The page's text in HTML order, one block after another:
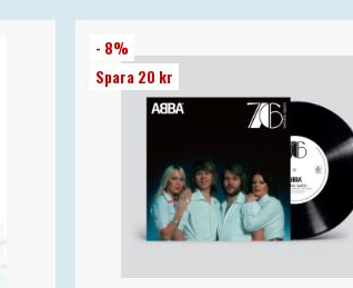
- 8%
Spara 20 kr